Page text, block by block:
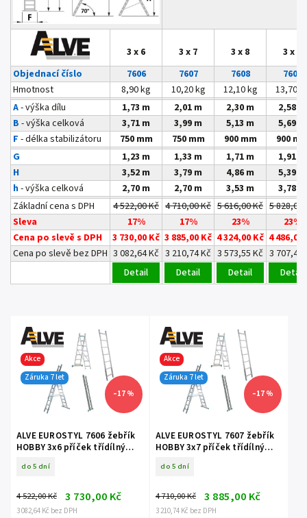
3 x 6 3 x 7 3 x 8
3 x 9
Objednací číslo
7606 7607 7608
7609
Hmotnost
8,90 kg 10,20 kg 12,10 kg
13,70
A- výška dílu 1,73 m 2,01 m 2,30 m
2,58 m
B - výška celková 3,71 m 3,99 m 5,13 m
5,69 m
F - délka stabilizátoru 750 mm 750 mm 900 mm
900
G
1,23 m 1,33 m 1,71 m
1,91 m
H
3,52 m 3,79 m 4,86 m
5,39 m
h- výška celková 2,70 m 2,70 m 3,53 m
3,78 m
Základní cena s DPH
4 522,00 Kč 4 710,00 Kč 5 616,00 Kč 5 828,00
Sleva
17% 17% 23%
23%
Cena po slevě s DPH
3 730,00 Kč 3 885,00 Kč 4 324,00 Kč 4 486,00
Cena po slevě bez DPH 3 082,64 Kč 3 210,74 Kč 3 573,55 Kč 3 707,44
Detail
Detail Detail Detail
Akce
Záruka 7 let
–17 %
ALVE EUROSTYL 7606 žebřík
HOBBY 3x6 příček třídílný
do 5 dní
3 082,64 Kč bez DPH
4 522,00 Kč 3 730,00 Kč
Akce
Záruka 7 let
–17 %
ALVE EUROSTYL 7607 žebřík
HOBBY 3x7 příček třídílný
do 5 dní
3 210,74 Kč bez DPH
4 710,00 Kč 3 885,00 Kč